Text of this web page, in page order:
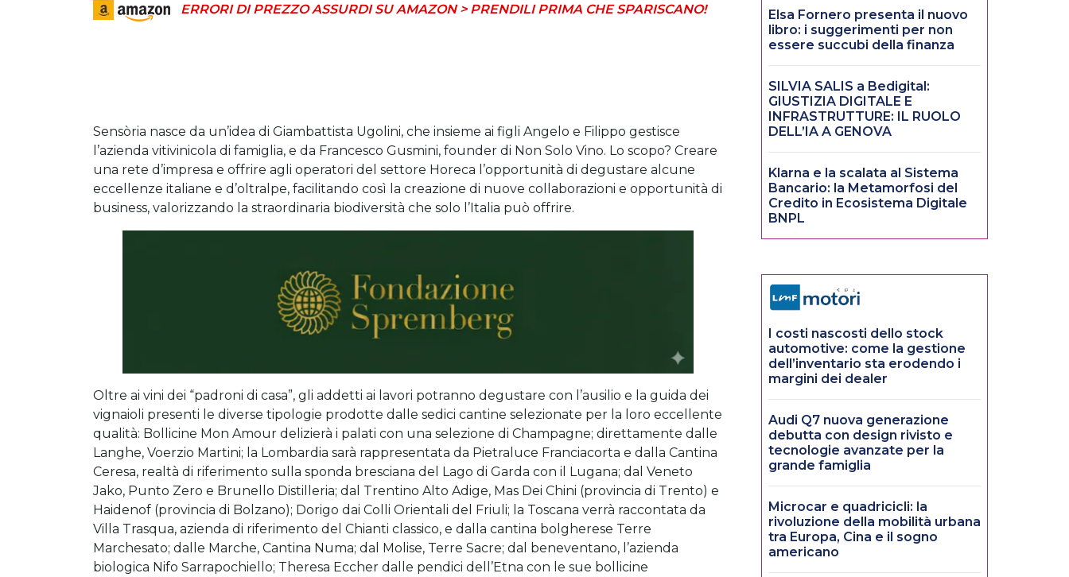
ERRORI DI PREZZO ASSURDI SU AMAZON > PRENDILI PRIMA CHE SPARISCANO!
Sensòria nasce da un’idea di Giambattista Ugolini, che insieme ai figli Angelo e Filippo gestisce
l’azienda vitivinicola di famiglia, e da Francesco Gusmini, founder di Non Solo Vino. Lo scopo? Creare
una rete d’impresa e offrire agli operatori del settore Horeca l’opportunità di degustare alcune
eccellenze italiane e d’oltralpe, facilitando così la creazione di nuove collaborazioni e opportunità di
business, valorizzando la straordinaria biodiversità che solo l’Italia può offrire.
Oltre ai vini dei “padroni di casa”, gli addetti ai lavori potranno degustare con l’ausilio e la guida dei
vignaioli presenti le diverse tipologie prodotte dalle sedici cantine selezionate per la loro eccellente
qualità: Bollicine Mon Amour delizierà i palati con una selezione di Champagne; direttamente dalle
Langhe, Voerzio Martini; la Lombardia sarà rappresentata da Pietraluce Franciacorta e dalla Cantina
Ceresa, realtà di riferimento sulla sponda bresciana del Lago di Garda con il Lugana; dal Veneto
Jako, Punto Zero e Brunello Distilleria; dal Trentino Alto Adige, Mas Dei Chini (provincia di Trento) e
Haidenof (provincia di Bolzano); Dorigo dai Colli Orientali del Friuli; la Toscana verrà raccontata da
Villa Trasqua, azienda di riferimento del Chianti classico, e dalla cantina bolgherese Terre
Marchesato; dalle Marche, Cantina Numa; dal Molise, Terre Sacre; dal beneventano, l’azienda
biologica Nifo Sarrapochiello; Theresa Eccher dalle pendici dell’Etna con le sue bollicine
Elsa Fornero presenta il nuovo
libro: i suggerimenti per non
essere succubi della finanza
SILVIA SALIS a Bedigital:
GIUSTIZIA DIGITALE E
INFRASTRUTTURE: IL RUOLO
DELL’IA A GENOVA
Klarna e la scalata al Sistema
Bancario: la Metamorfosi del
Credito in Ecosistema Digitale
BNPL
I costi nascosti dello stock
automotive: come la gestione
dell’inventario sta erodendo i
margini dei dealer
Audi Q7 nuova generazione
debutta con design rivisto e
tecnologie avanzate per la
grande famiglia
Microcar e quadricicli: la
rivoluzione della mobilità urbana
tra Europa, Cina e il sogno
americano